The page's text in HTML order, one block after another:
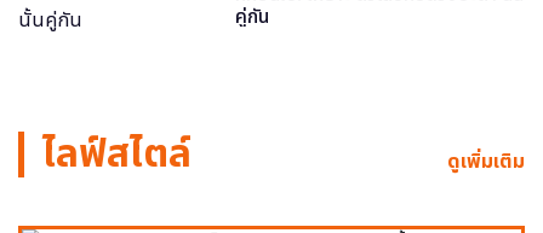
คู่กัน
ไลฟ์สไตล์ ดูเพิ่มเติม